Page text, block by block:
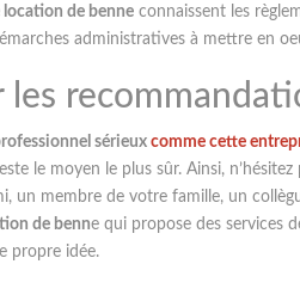
location de benne connaissent les
administratives à mettre en
les
sérieux comme cette
le moyen le plus sûr. Ainsi,
un membre de votre famille, un
de benne qui propose des services
propre idée.